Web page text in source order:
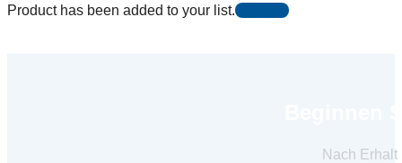
Product has been added to your list.
Nach